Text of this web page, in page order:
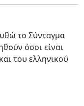
το Σύνταγμα
όσοι είναι
του ελληνικού